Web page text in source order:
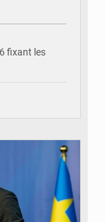
fixant les